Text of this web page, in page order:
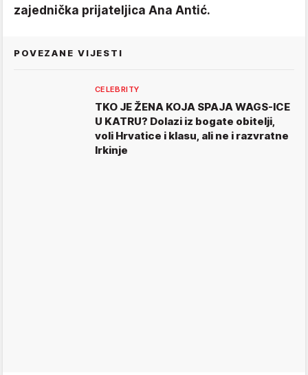
zajednička prijateljica Ana Antić.
POVEZANE VIJESTI
CELEBRITY
TKO JE ŽENA KOJA SPAJA WAGS-ICE
U KATRU? Dolazi iz bogate obitelji,
voli Hrvatice i klasu, ali ne i razvratne
Irkinje